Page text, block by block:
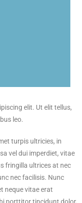
elit. Ut elit tellus,
leo.
turpis ultricies, in
vel dui imperdiet, vitae
fringilla ultrices at nec
nec facilisis. Nunc
neque vitae erat
porttitor tincidunt dolor,